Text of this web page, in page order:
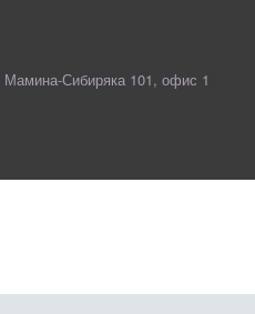
Сибиряка 101, офис 1